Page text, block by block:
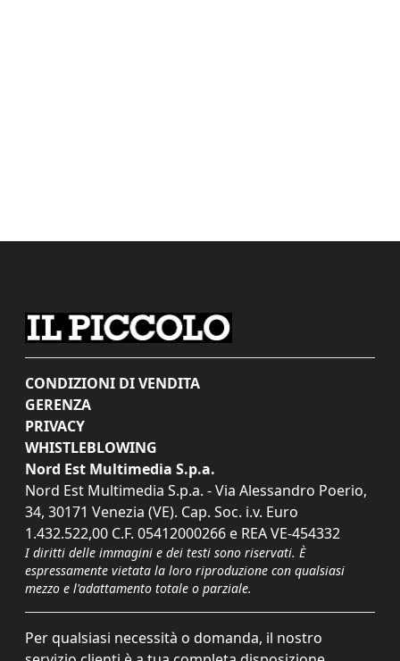
CONDIZIONI DI VENDITA
GERENZA
PRIVACY
WHISTLEBLOWING
Nord Est Multimedia S.p.a.
Nord Est Multimedia S.p.a. - Via Alessandro Poerio,
34, 30171 Venezia (VE). Cap. Soc. i.v. Euro
1.432.522,00 C.F. 05412000266 e REA VE-454332
I diritti delle immagini e dei testi sono riservati. È
espressamente vietata la loro riproduzione con qualsiasi
mezzo e l'adattamento totale o parziale.
Per qualsiasi necessità o domanda, il nostro